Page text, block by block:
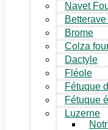
Navet
Brome
Colza
Dactyle
Fléole
Fétuque
Fétuque
Luzerne